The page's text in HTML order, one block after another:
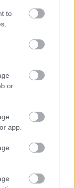
to
or
app.
James
És nem